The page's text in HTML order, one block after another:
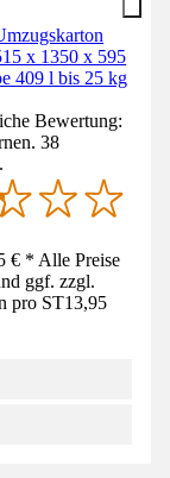
x 1350 x 595
409 l bis 25 kg
Bewertung:
38
€ * Alle Preise
ggf. zzgl.
pro ST13,95